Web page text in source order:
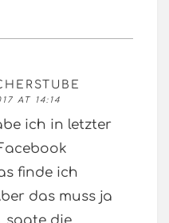
AT 14:14
ich in letzter
finde ich
das muss ja